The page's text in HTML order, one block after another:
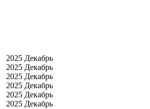
2025 Декабрь
2025 Декабрь
2025 Декабрь
2025 Декабрь
2025 Декабрь
2025 Декабрь